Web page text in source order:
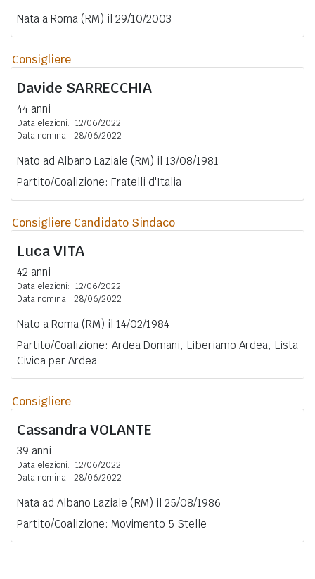
Nata a Roma (RM) il 29/10/2003
Consigliere
Davide SARRECCHIA
44 anni
Data elezioni: 12/06/2022
Data nomina: 28/06/2022
Nato ad Albano Laziale (RM) il 13/08/1981
Partito/Coalizione: Fratelli d'Italia
Consigliere Candidato Sindaco
LucaVITA
42 anni
Data elezioni: 12/06/2022
Data nomina: 28/06/2022
Nato a Roma (RM) il 14/02/1984
Partito/Coalizione: Ardea Domani, Liberiamo Ardea, Lista
Civica per Ardea
Consigliere
CassandraVOLANTE
39 anni
Data elezioni: 12/06/2022
Data nomina: 28/06/2022
Nata ad Albano Laziale (RM) il 25/08/1986
Partito/Coalizione: Movimento 5 Stelle